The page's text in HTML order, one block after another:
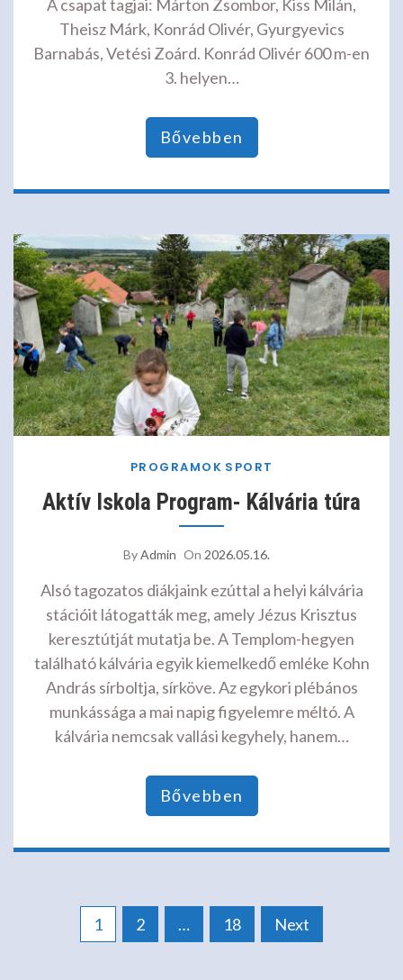
A csapat tagjai: Márton Zsombor, Kiss Milán,
Theisz Márk, Konrád Olivér, Gyurgyevics
Barnabás, Vetési Zoárd. Konrád Olivér 600 m-en
3. helyen…
Bővebben
PROGRAMOK SPORT
Aktív Iskola Program- Kálvária túra
ByAdmin On 2026.05.16.
Alsó tagozatos diákjaink ezúttal a helyi kálvária
stációit látogatták meg, amely Jézus Krisztus
keresztútját mutatja be. A Templom-hegyen
található kálvária egyik kiemelkedő emléke Kohn
András sírboltja, sírköve. Az egykori plébános
munkássága a mai napig figyelemre méltó. A
kálvária nemcsak vallási kegyhely, hanem…
Bővebben
Bejegyzések
1 2 … 18 Next